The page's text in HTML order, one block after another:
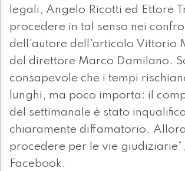
legali, Angelo Ricotti ed Ettore
procedere in tal senso nei
dell'autore dell'articolo Vittorio
del direttore Marco Damilano.
consapevole che i tempi
lunghi, ma poco importa: il
del settimanale è stato
chiaramente diffamatorio.
procedere per le vie
Facebook.